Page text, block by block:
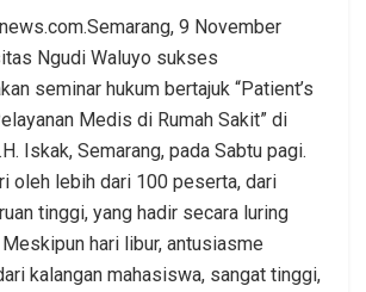
9 November
Ngudi Waluyo sukses
seminar hukum bertajuk “Patient’s
Medis di Rumah Sakit” di
Iskak, Semarang, pada Sabtu pagi.
oleh lebih dari 100 peserta, dari
tinggi, yang hadir secara luring
hari libur, antusiasme
kalangan mahasiswa, sangat tinggi,